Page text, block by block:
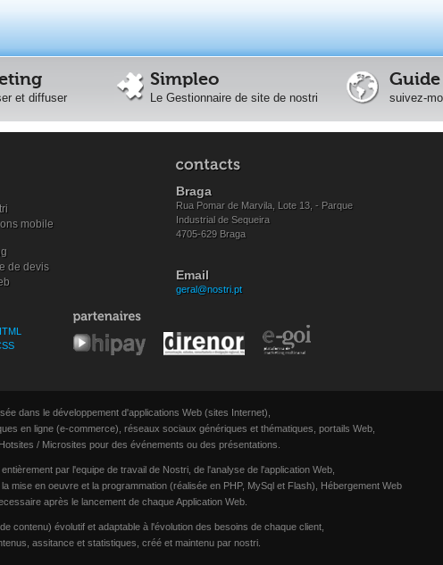
et diffuser
Simpleo
Le Gestionnaire de site de nostri
Guide
suivez-
mobile
de devis
Braga
Rua Pomar de Marvila, Lote 13, - Parque
Industrial de Sequeira
4705-629 Braga
Email
geral@nostri.pt
dans le développement d'applications Web (sites Internet),
en ligne (e-commerce), réseaux sociaux génériques et thématiques, portails Web,
/ Microsites pour des événements ou des présentations.
par l'equipe de travail de Nostri, de l'analyse de l'application Web,
mise en oeuvre et la programmation (réalisée en PHP, MySql et Flash), Hébergement Web
après le lancement de chaque Application Web.
contenu) évolutif et adaptable à l'évolution des besoins de chaque client,
assitance et statistiques, créé et maintenu par nostri.